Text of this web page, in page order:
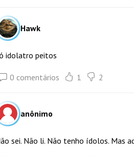
Hawk
idolatro peitos
0 comentários 1 2
anônimo
sei. Não li. Não tenho ídolos. Mas